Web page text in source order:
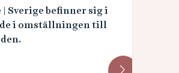
Sverige befinner sig i
i omställningen till